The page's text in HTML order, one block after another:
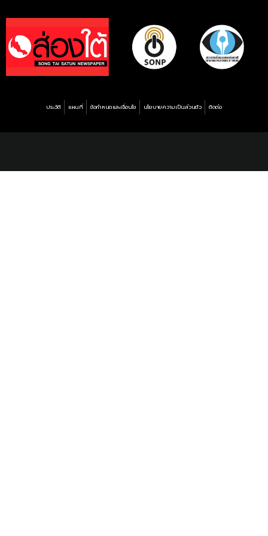
ประวัติ แผนที่ ข้อกำหนดและเงื่อนไข นโยบายความเป็นส่วนตัว ติดต่อ